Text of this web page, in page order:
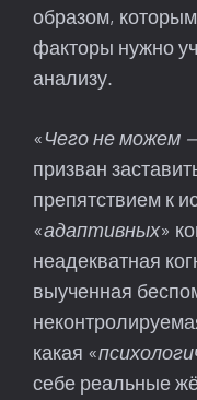
образом,
факторы нужно
анализу.
«Чего не можем
призван
препятствием к
«адаптивных»
неадекватная
выученная
какая «
себе реальные